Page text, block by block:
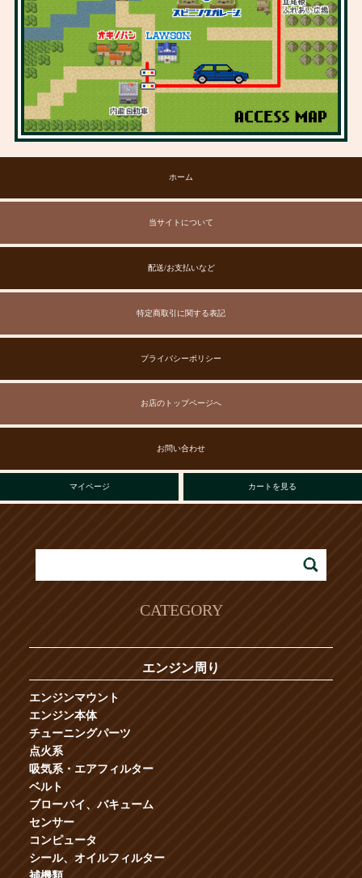
ホーム
当サイトについて
配送/お支払いなど
特定商取引に関する表記
プライバシーポリシー
お店のトップページへ
お問い合わせ
マイページ カートを見る
CATEGORY
エンジン周り
エンジンマウント
エンジン本体
チューニングパーツ
点火系
吸気系・エアフィルター
ベルト
ブローバイ、バキューム
センサー
コンピュータ
シール、オイルフィルター